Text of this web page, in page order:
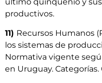
productivos.
11) Recursos Humanos
los sistemas de
Normativa vigente
en Uruguay.